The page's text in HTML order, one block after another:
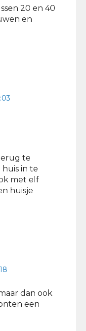
20 en 40
en
te
in te
met elf
huisje
dan ook
een